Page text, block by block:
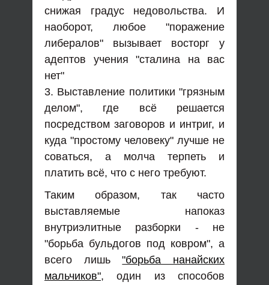
снижая градус недовольства. И
наоборот, любое "поражение
либералов" вызывает восторг у
адептов учения "сталина на вас
нет"
3. Выставление политики "грязным
делом", где всё решается
посредством заговоров и интриг, и
куда "простому человеку" лучше не
соваться, а молча терпеть и
платить всё, что с него требуют.
Таким образом, так часто
выставляемые напоказ
внутриэлитные разборки - не
"борьба бульдогов под ковром", а
всего лишь"борьба нанайских
мальчиков", один из способов